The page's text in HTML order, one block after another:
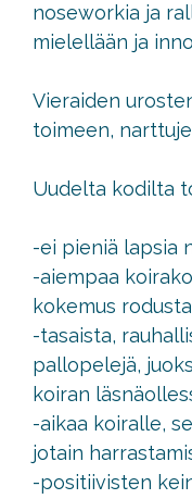
noseworkia ja
mielellään ja
Vieraiden
toimeen,
Uudelta kodilta
-ei pieniä lapsia
-aiempaa
kokemus rodusta
-tasaista,
pallopelejä,
koiran
-aikaa koiralle,
jotain
-positiivisten